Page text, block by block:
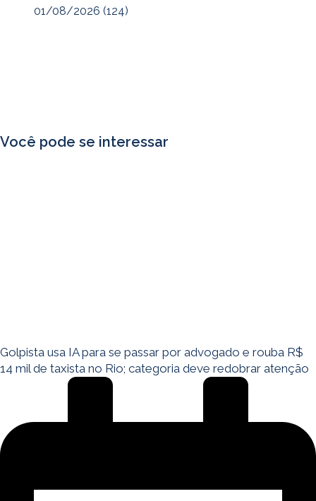
01/08/2026 (124)
Você pode se interessar
Golpista usa IA para se passar por advogado e rouba R$
14 mil de taxista no Rio; categoria deve redobrar atenção